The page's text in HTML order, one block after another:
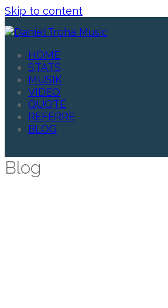
Skip to content
HOME
STATS
MUSIK
VIDEO
QUOTE
REFERRE
BLOG
Blog